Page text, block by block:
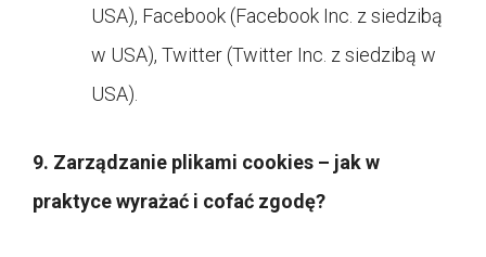
USA), Facebook (Facebook Inc. z siedzibą
w USA), Twitter (Twitter Inc. z siedzibą w
USA).
9. Zarządzanie plikami cookies – jak w
praktyce wyrażać i cofać zgodę?